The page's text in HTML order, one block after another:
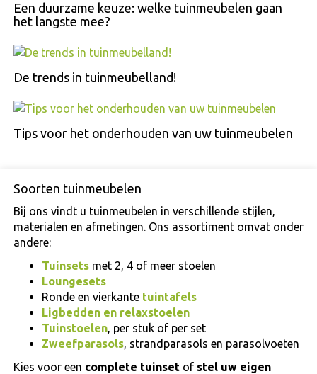
Een duurzame keuze: welke tuinmeubelen gaan
het langste mee?
De trends in tuinmeubelland!
Tips voor het onderhouden van uw tuinmeubelen
Soorten tuinmeubelen
Bij ons vindt u tuinmeubelen in verschillende stijlen,
materialen en afmetingen. Ons assortiment omvat onder
andere:
Tuinsets met 2, 4 of meer stoelen
Loungesets
Ronde en vierkante tuintafels
Ligbedden en relaxstoelen
Tuinstoelen, per stuk of per set
Zweefparasols, strandparasols en parasolvoeten
Kies voor een complete tuinset of stel uw eigen